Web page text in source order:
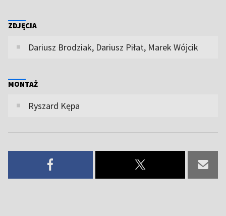
ZDJĘCIA
Dariusz Brodziak, Dariusz Piłat, Marek Wójcik
MONTAŻ
Ryszard Kępa